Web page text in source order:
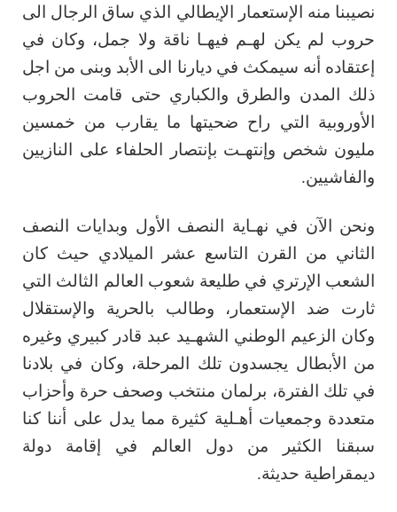
نصيبنا منه الإستعمار الإيطالي الذي ساق الرجال الى
حروب لم يكن لهـم فيهـا ناقة ولا جمل، وكان في
إعتقاده أنه سيمكث في ديارنا الى الأبد وبنى من اجل
ذلك المدن والطرق والكباري حتى قامت الحروب
الأوروبية التي راح ضحيتها ما يقارب من خمسين
مليون شخص وإنتهـت بإنتصار الحلفاء على النازيين
والفاشيين.
ونحن الآن في نهـاية النصف الأول وبدايات النصف
الثاني من القرن التاسع عشر الميلادي حيث كان
الشعب الإرتري في طليعة شعوب العالم الثالث التي
ثارت ضد الإستعمار، وطالب بالحرية والإستقلال
وكان الزعيم الوطني الشهـيد عبد قادر كبيري وغيره
من الأبطال يجسدون تلك المرحلة، وكان في بلادنا
في تلك الفترة، برلمان منتخب وصحف حرة وأحزاب
متعددة وجمعيات أهـلية كثيرة مما يدل على أننا كنا
سبقنا الكثير من دول العالم في إقامة دولة
ديمقراطية حديثة.